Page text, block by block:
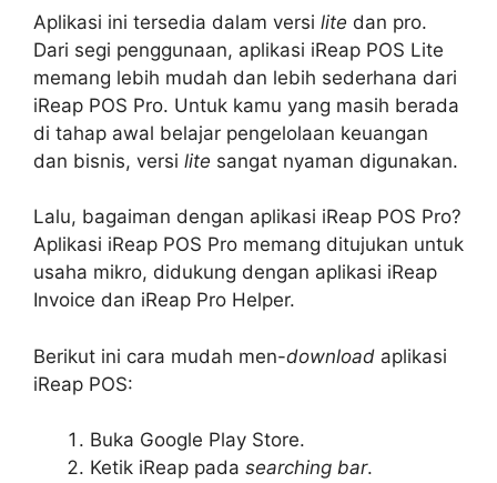
Aplikasi ini tersedia dalam versi lite dan pro.
Dari segi penggunaan, aplikasi iReap POS Lite
memang lebih mudah dan lebih sederhana dari
iReap POS Pro. Untuk kamu yang masih berada
di tahap awal belajar pengelolaan keuangan
dan bisnis, versi lite sangat nyaman digunakan.
Lalu, bagaiman dengan aplikasi iReap POS Pro?
Aplikasi iReap POS Pro memang ditujukan untuk
usaha mikro, didukung dengan aplikasi iReap
Invoice dan iReap Pro Helper.
Berikut ini cara mudah men-download aplikasi
iReap POS:
Buka Google Play Store.
Ketik iReap pada searching bar.